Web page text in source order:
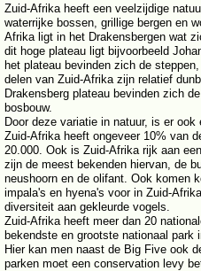
Zuid-Afrika heeft een veelzijdige
waterrijke bossen, grillige bergen en
Afrika ligt in het Drakensbergen wat
dit hoge plateau ligt bijvoorbeeld
het plateau bevinden zich de
delen van Zuid-Afrika zijn relatief
Drakensberg plateau bevinden zich
bosbouw.
Door deze variatie in natuur, is er
Zuid-Afrika heeft ongeveer 10% van
20.000. Ook is Zuid-Afrika rijk aan
zijn de meest bekenden hiervan, de
neushoorn en de olifant. Ook komen
impala's en hyena's voor in Zuid-
diversiteit aan gekleurde vogels.
Zuid-Afrika heeft meer dan 20
bekendste en grootste nationaal park
Hier kan men naast de Big Five ook
parken moet een conservation levy